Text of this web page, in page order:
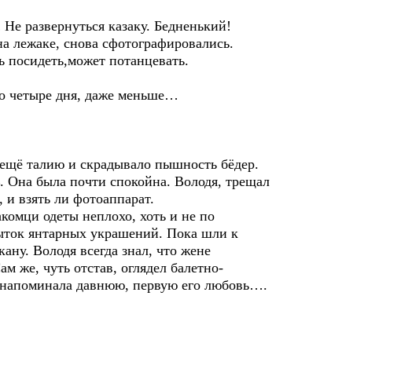
развернуться казаку. Бедненький!
лежаке, снова сфотографировались.
посидеть,может потанцевать.
четыре дня, даже меньше…
талию и скрадывало пышность бёдер.
Она была почти спокойна. Володя, трещал
взять ли фотоаппарат.
одеты неплохо, хоть и не по
янтарных украшений. Пока шли к
Володя всегда знал, что жене
же, чуть отстав, оглядел балетно-
давнюю, первую его любовь….